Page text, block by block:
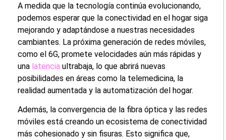
A medida que la tecnología continúa evolucionando,
podemos esperar que la conectividad en el hogar siga
mejorando y adaptándose a nuestras necesidades
cambiantes. La próxima generación de redes móviles,
como el 6G, promete velocidades aún más rápidas y
una latencia ultrabaja, lo que abrirá nuevas
posibilidades en áreas como la telemedicina, la
realidad aumentada y la automatización del hogar.
Además, la convergencia de la fibra óptica y las redes
móviles está creando un ecosistema de conectividad
más cohesionado y sin fisuras. Esto significa que,